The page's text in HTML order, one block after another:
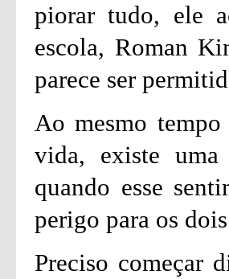
piorar tudo, ele
escola, Roman
parece ser
Ao mesmo
vida, existe uma
quando esse
perigo para os
Preciso começar